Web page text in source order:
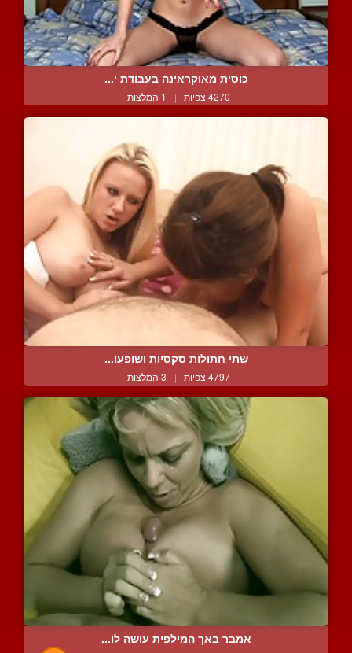
כוסית מאוקראינה בעבודת י...
4270 צפיות | 1 המלצות
שתי חתולות סקסיות ושופעו...
4797 צפיות | 3 המלצות
אמבר באך המילפית עושה לו...